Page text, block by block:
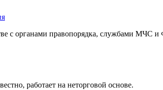
с органами правопорядка, службами МЧС
работает на неторговой основе.